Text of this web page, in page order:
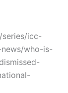
icc-
who-is-